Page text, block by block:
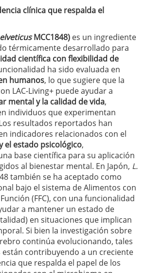
clínica que respalda el
MCC1848) es un ingrediente
térmicamente desarrollado para
científica con flexibilidad de
ha sido evaluada en
humanos, lo que sugiere que la
LAC-Living+ puede ayudar a
mental y la calidad de vida,
individuos que experimentan
resultados reportados han
indicadores relacionados con el
el estado psicológico,
base científica para su aplicación
al bienestar mental. En Japón, L.
también se ha aceptado como
bajo el sistema de Alimentos con
(FFC), con una funcionalidad
a mantener un estado de
en situaciones que implican
Si bien la investigación sobre
continúa evolucionando, tales
están contribuyendo a un creciente
que respalda el papel de los